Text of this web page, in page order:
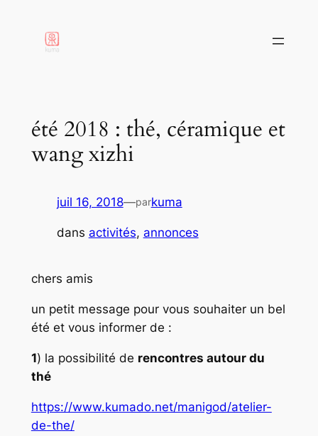
contenu
été 2018 : thé, céramique et
wang xizhi
juil 16, 2018—parkuma
dans activités, annonces
chers amis
un petit message pour vous souhaiter un bel
été et vous informer de :
1) la possibilité de rencontres autour du
thé
https://www.kumado.net/manigod/atelier-
de-the/